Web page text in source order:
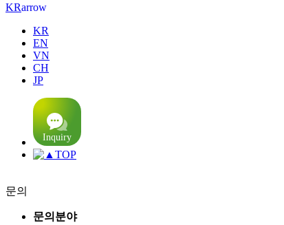
KRarrow
KR
EN
VN
CH
JP
TOP
문의
문의분야